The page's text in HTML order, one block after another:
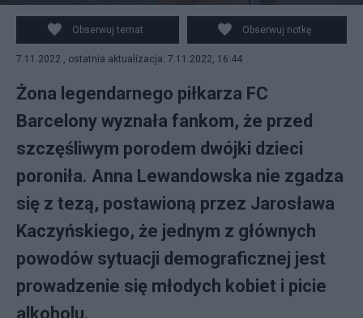
Anna Lewandowska nie zgadza się z opinią Jarosława
Kaczyńskiego. Fot. Instagram/Anna Lewandowska
Obserwuj temat Obserwuj notkę
7.11.2022 , ostatnia aktualizacja: 7.11.2022, 16:44
Żona legendarnego piłkarza FC
Barcelony wyznała fankom, że przed
szczęśliwym porodem dwójki dzieci
poroniła. Anna Lewandowska nie zgadza
się z tezą, postawioną przez Jarosława
Kaczyńskiego, że jednym z głównych
powodów sytuacji demograficznej jest
prowadzenie się młodych kobiet i picie
alkoholu.